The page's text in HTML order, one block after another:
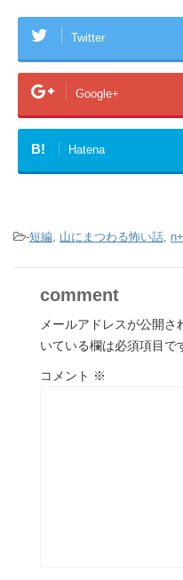
Twitter
Google+
B! Hatena
-短編 山にまつわる怖い話
comment
メールアドレスが公開さ
いている欄は必須項目で
コメント ※